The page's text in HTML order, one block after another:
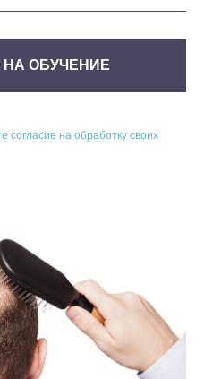
ОБУЧЕНИЕ
на обработку своих